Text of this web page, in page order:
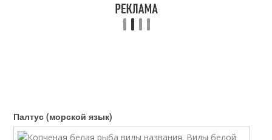
Палтус (морской язык)